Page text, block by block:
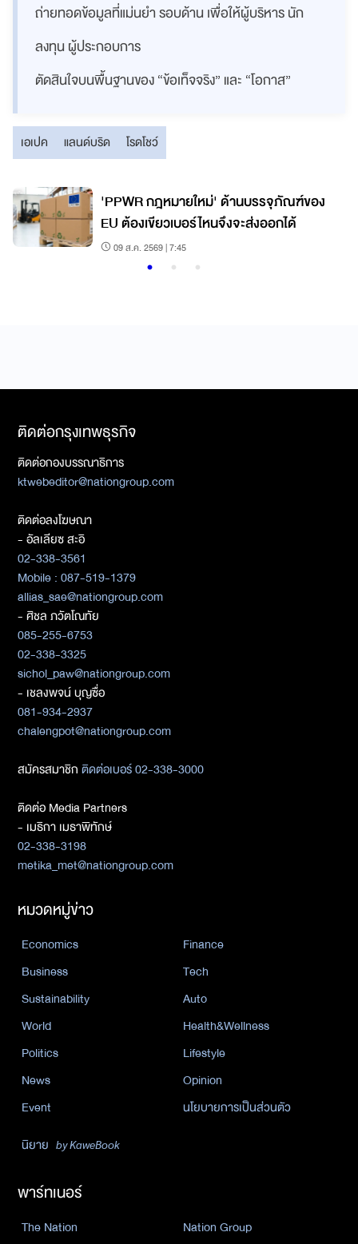
ถ่ายทอดข้อมูลที่แม่นยำ รอบด้าน เพื่อให้ผู้บริหาร นัก
ลงทุน ผู้ประกอบการ
ตัดสินใจบนพื้นฐานของ “ข้อเท็จจริง” และ “โอกาส”
เอเปค แลนด์บริด โรดโชว์
'PPWR กฎหมายใหม่' ด้านบรรจุภัณฑ์ของ
EU ต้องเขียวเบอร์ไหนจึงจะส่งออกได้
09 ส.ค. 2569 | 7:45
ติดต่อกรุงเทพธุรกิจ
ติดต่อกองบรรณาธิการ
ktwebeditor@nationgroup.com
ติดต่อลงโฆษณา
- อัลเลียซ สะอิ
02-338-3561
Mobile : 087-519-1379
allias_sae@nationgroup.com
- ศิชล ภวัตโณทัย
085-255-6753
02-338-3325
sichol_paw@nationgroup.com
- เชลงพจน์ บุญซื่อ
081-934-2937
chalengpot@nationgroup.com
สมัครสมาชิกติดต่อเบอร์ 02-338-3000
ติดต่อ Media Partners
- เมธิกา เมธาพิทักษ์
02-338-3198
metika_met@nationgroup.com
หมวดหมู่ข่าว
Economics
Finance
Business
Tech
Sustainability
Auto
World
Health&Wellness
Politics
Lifestyle
News
Opinion
Event
นโยบายการเป็นส่วนตัว
นิยาย by KaweBook
พาร์ทเนอร์
The Nation
Nation Group